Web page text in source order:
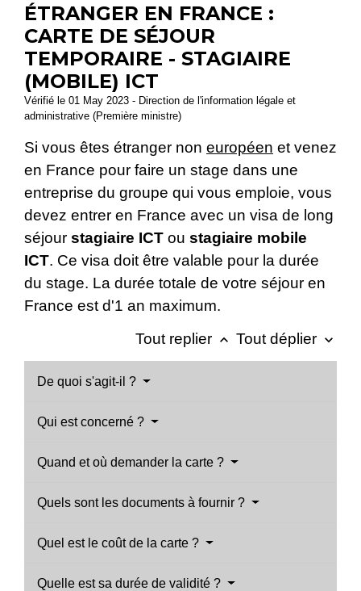
ÉTRANGER EN FRANCE :
CARTE DE SÉJOUR
TEMPORAIRE - STAGIAIRE
(MOBILE) ICT
Vérifié le 01 May 2023 - Direction de l'information légale et
administrative (Première ministre)
Si vous êtes étranger non européen et venez
en France pour faire un stage dans une
entreprise du groupe qui vous emploie, vous
devez entrer en France avec un visa de long
séjour stagiaire ICT ou stagiaire mobile
ICT. Ce visa doit être valable pour la durée
du stage. La durée totale de votre séjour en
France est d'1 an maximum.
Tout replier keyboard_arrow_up Tout déplier keyboard_arrow_down
De quoi s'agit-il ?
Qui est concerné ?
Quand et où demander la carte ?
Quels sont les documents à fournir ?
Quel est le coût de la carte ?
Quelle est sa durée de validité ?